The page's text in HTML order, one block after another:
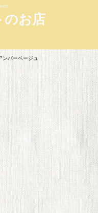
のお店
ンバーベージュ